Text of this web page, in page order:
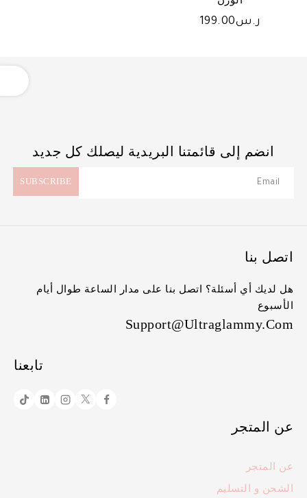
ر.س199.00
انضم إلى قائمتنا البريدية ليصلك كل جديد
اتصل بنا
هل لديك أي أسئلة؟ اتصل بنا على مدار الساعة طوال أيام
الأسبوع
Support@ultraglammy.com
تابعنا
عن المتجر
عن المتجر
الشحن و التسليم